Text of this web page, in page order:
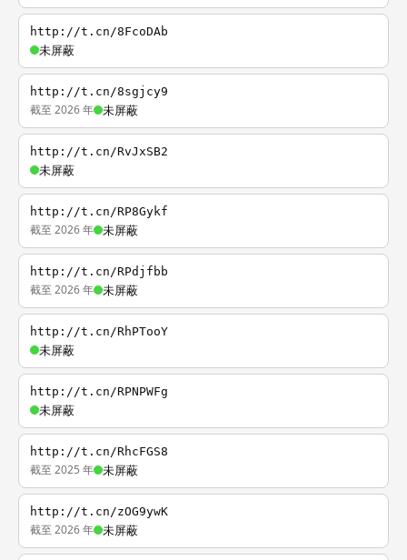
http://t.cn/8FcoDAb
未屏蔽
http://t.cn/8sgjcy9
截至 2026 年 未屏蔽
http://t.cn/RvJxSB2
未屏蔽
http://t.cn/RP8Gykf
截至 2026 年 未屏蔽
http://t.cn/RPdjfbb
截至 2026 年 未屏蔽
http://t.cn/RhPTooY
未屏蔽
http://t.cn/RPNPWFg
未屏蔽
http://t.cn/RhcFGS8
截至 2025 年 未屏蔽
http://t.cn/zOG9ywK
截至 2026 年 未屏蔽